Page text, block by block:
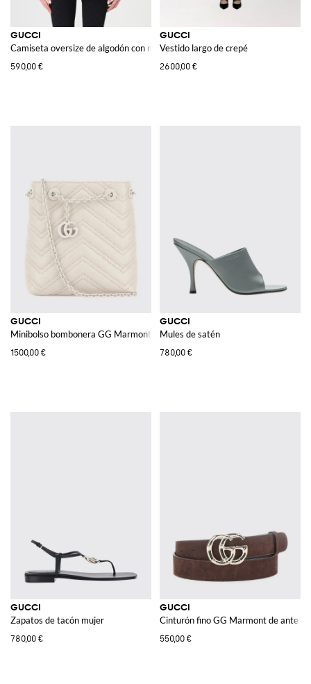
GUCCI
Camiseta oversize de algodón con morsetto
590,00 €
GUCCI
Vestido largo de crepé
2600,00 €
GUCCI
Minibolso bombonera GG Marmont de napa matelassé chevron con logo
1500,00 €
GUCCI
Mules de satén
780,00 €
GUCCI
Zapatos de tacón mujer
780,00 €
GUCCI
Cinturón fino GG Marmont de ante
550,00 €